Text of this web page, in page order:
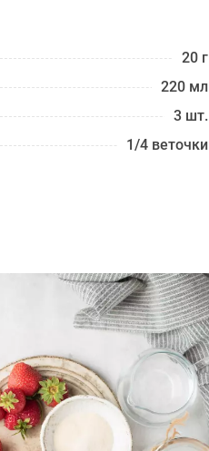
20 г
220 мл
3 шт.
1/4 веточки